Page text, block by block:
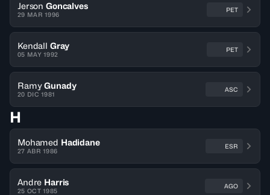
Jerson Goncalves
29 MAR 1996
PET
Kendall Gray
05 MAY 1992
PET
Ramy Gunady
20 DIC 1981
ASC
H
Mohamed Hadidane
27 ABR 1986
ESR
Andre Harris
25 OCT 1985
AGO